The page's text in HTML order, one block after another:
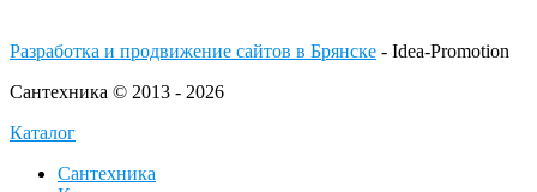
Разработка и продвижение сайтов в Брянске - Idea-Promotion
Сантехника © 2013 - 2026
Каталог
Сантехника